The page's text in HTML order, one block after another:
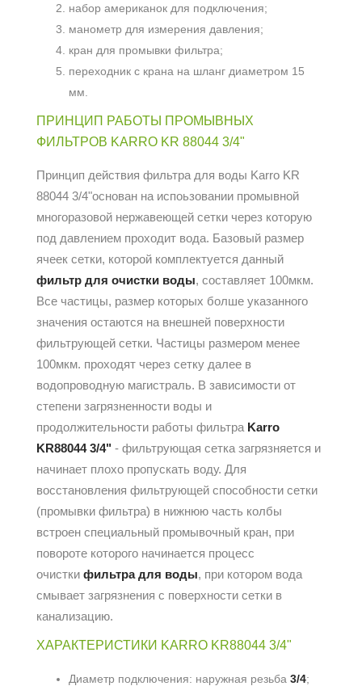
набор американок для подключения;
манометр для измерения давления;
кран для промывки фильтра;
переходник с крана на шланг диаметром 15
мм.
ПРИНЦИП РАБОТЫ ПРОМЫВНЫХ
ФИЛЬТРОВ KARRO KR 88044 3/4"
Принцип действия фильтра для воды Karro KR
88044 3/4"основан на испоьзовании промывной
многоразовой нержавеющей сетки через которую
под давлением проходит вода. Базовый размер
ячеек сетки, которой комплектуется данный
фильтр для очистки воды, составляет 100мкм.
Все частицы, размер которых болше указанного
значения остаются на внешней поверхности
фильтрующей сетки. Частицы размером менее
100мкм. проходят через сетку далее в
водопроводную магистраль. В зависимости от
степени загрязненности воды и
продолжительности работы фильтра Karro
KR88044 3/4" - фильтрующая сетка загрязняется и
начинает плохо пропускать воду. Для
восстановления фильтрующей способности сетки
(промывки фильтра) в нижнюю часть колбы
встроен специальный промывочный кран, при
повороте которого начинается процесс
очистки фильтра для воды, при котором вода
смывает загрязнения с поверхности сетки в
канализацию.
ХАРАКТЕРИСТИКИ KARRO KR88044 3/4"
Диаметр подключения: наружная резьба 3/4;